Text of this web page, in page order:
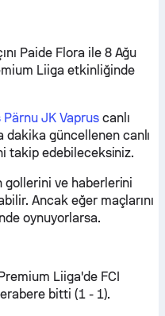
Paide Flora ile 8 Ağu
Liiga etkinliğinde
Pärnu JK Vapruscanlı
güncellenen canlı
takip edebileceksiniz.
gollerini ve haberlerini
Ancak eğer maçlarını
oynuyorlarsa.
Liiga'de FCI
bitti (1 - 1).